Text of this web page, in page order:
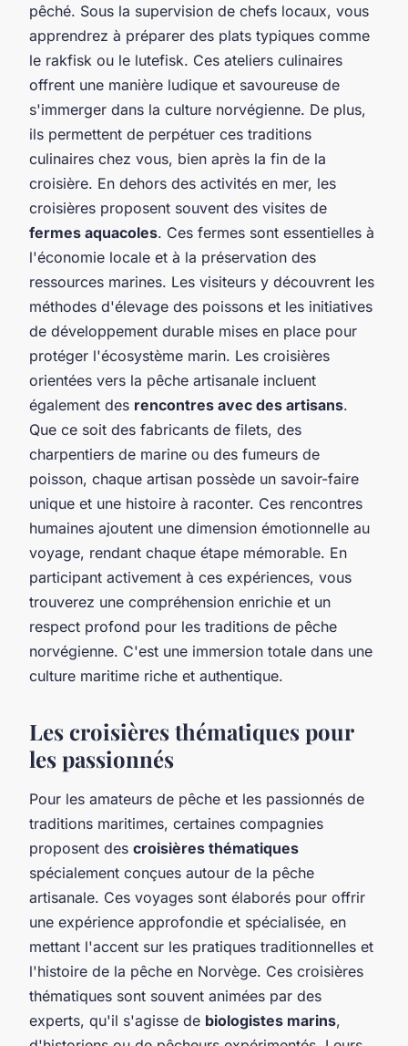
pêché. Sous la supervision de chefs locaux, vous
apprendrez à préparer des plats typiques comme
le rakfisk ou le lutefisk. Ces ateliers culinaires
offrent une manière ludique et savoureuse de
s'immerger dans la culture norvégienne. De plus,
ils permettent de perpétuer ces traditions
culinaires chez vous, bien après la fin de la
croisière. En dehors des activités en mer, les
croisières proposent souvent des visites de
fermes aquacoles. Ces fermes sont essentielles à
l'économie locale et à la préservation des
ressources marines. Les visiteurs y découvrent les
méthodes d'élevage des poissons et les initiatives
de développement durable mises en place pour
protéger l'écosystème marin. Les croisières
orientées vers la pêche artisanale incluent
également des rencontres avec des artisans.
Que ce soit des fabricants de filets, des
charpentiers de marine ou des fumeurs de
poisson, chaque artisan possède un savoir-faire
unique et une histoire à raconter. Ces rencontres
humaines ajoutent une dimension émotionnelle au
voyage, rendant chaque étape mémorable. En
participant activement à ces expériences, vous
trouverez une compréhension enrichie et un
respect profond pour les traditions de pêche
norvégienne. C'est une immersion totale dans une
culture maritime riche et authentique.
Les croisières thématiques pour
les passionnés
Pour les amateurs de pêche et les passionnés de
traditions maritimes, certaines compagnies
proposent des croisières thématiques
spécialement conçues autour de la pêche
artisanale. Ces voyages sont élaborés pour offrir
une expérience approfondie et spécialisée, en
mettant l'accent sur les pratiques traditionnelles et
l'histoire de la pêche en Norvège. Ces croisières
thématiques sont souvent animées par des
experts, qu'il s'agisse de biologistes marins,